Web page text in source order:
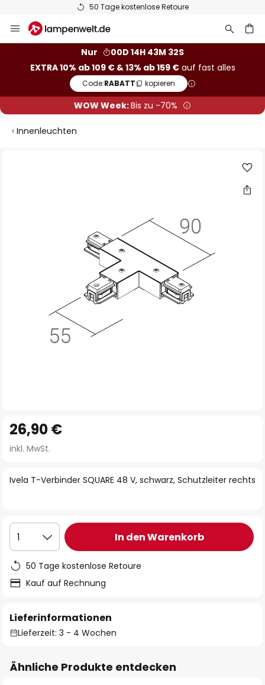
50 Tage kostenlose Retoure
Inhalt
Nur
00D 14H 43M 32S
EXTRA 10% ab 109 € & 13% ab 159 €auf fast alles
Code:RABATT kopieren
WOW Week:Bis zu -70%
Innenleuchten
Anfang
der
springen
Ivela T-Verbinder SQUARE 48 V, schwarz, Schutzleiter rechts
26,90 €
inkl. MwSt.
1 In den Warenkorb
50 Tage kostenlose Retoure
Kauf auf Rechnung
Lieferinformationen
Lieferzeit: 3 - 4 Wochen
Ähnliche Produkte entdecken